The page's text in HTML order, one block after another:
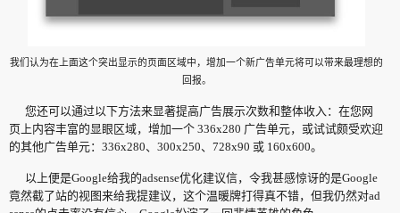
我们认为在上面这个突出显示的页面区域中，增加一个新广告单元将可以带来最理想的
回报。
您还可以通过以下方法来显著提高广告展示次数和整体收入：在您网
页上内容丰富的显眼区域，增加一个 336x280 广告单元，或试试颇受欢迎
的其他广告单元：336x280、300x250、728x90 或 160x600。
以上便是Google给我的adsense优化建议信，令我甚感惊讶的是Google
竟然截了站的视图来给我提建议，这个温暖牌打得真不错，但我仍然对ad